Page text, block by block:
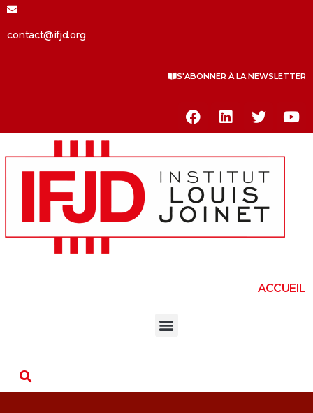
contact@ifjd.org
S'ABONNER À LA NEWSLETTER
ACCUEIL